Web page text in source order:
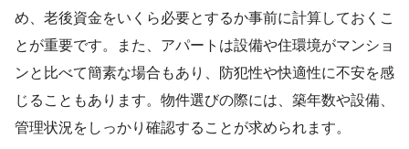
め、老後資金をいくら必要とするか事前に計算しておくこ
とが重要です。また、アパートは設備や住環境がマンショ
ンと比べて簡素な場合もあり、防犯性や快適性に不安を感
じることもあります。物件選びの際には、築年数や設備、
管理状況をしっかり確認することが求められます。